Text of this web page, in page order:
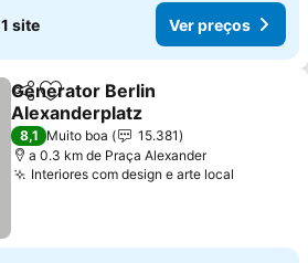
1 site Ver preços
PartilharAdicionar aos favoritos
Generator Berlin
Alexanderplatz
8,1 Muito boa
15.381
a 0.3 km de Praça Alexander
Interiores com design e arte local